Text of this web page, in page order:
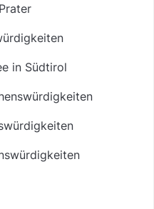
in Südtirol